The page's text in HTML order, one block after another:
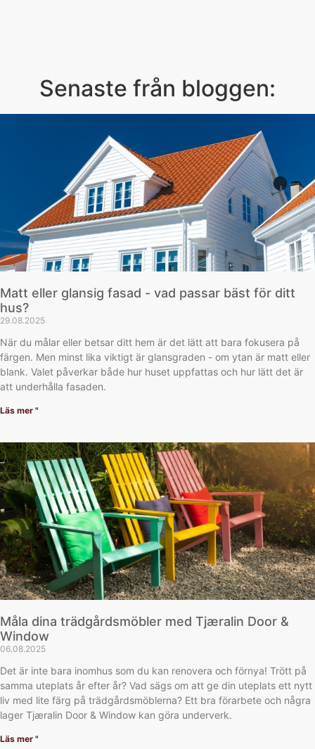
Senaste från bloggen:
Matt eller glansig fasad - vad passar bäst för ditt
hus?
29.08.2025
När du målar eller betsar ditt hem är det lätt att bara fokusera på
färgen. Men minst lika viktigt är glansgraden - om ytan är matt eller
blank. Valet påverkar både hur huset uppfattas och hur lätt det är
att underhålla fasaden.
Läs mer "
Måla dina trädgårdsmöbler med Tjæralin Door &
Window
06.08.2025
Det är inte bara inomhus som du kan renovera och förnya! Trött på
samma uteplats år efter år? Vad sägs om att ge din uteplats ett nytt
liv med lite färg på trädgårdsmöblerna? Ett bra förarbete och några
lager Tjæralin Door & Window kan göra underverk.
Läs mer "